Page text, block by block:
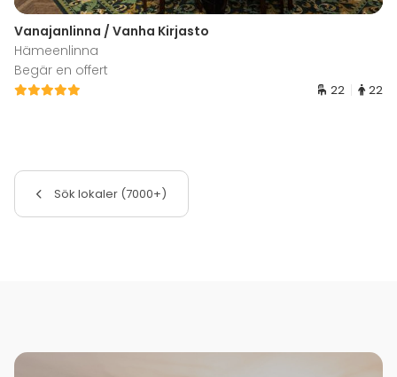
Vanajanlinna / Vanha Kirjasto
Hämeenlinna
Begär en offert
22 22
Sök lokaler (7000+)